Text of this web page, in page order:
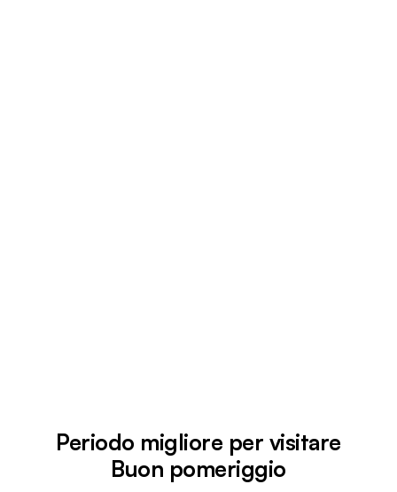
Periodo migliore per visitare
Buon pomeriggio